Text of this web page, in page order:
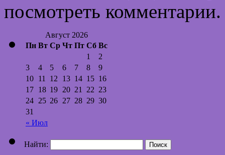
посмотреть комментарии.
Август 2026
Пн Вт Ср Чт Пт Сб Вс
« Июл
1
2
3
4 5 6 7 8
9
10 11 12 13 14 15 16
17 18 19 20 21 22 23
24 25 26 27 28 29 30
31
Найти: